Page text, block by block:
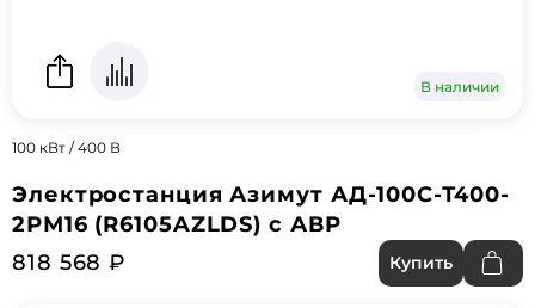
В наличии
100 кВт / 400 В
Электростанция Азимут АД-100С-Т400-
2РМ16 (R6105AZLDS) с АВР
818 568 ₽
Купить